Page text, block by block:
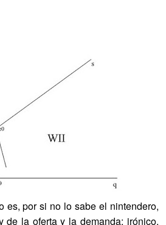
es, por si no lo sabe el nintendero,
de la oferta y la demanda; irónico,